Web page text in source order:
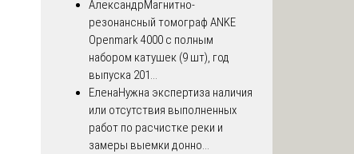
АлександрМагнитно-
резонансный томограф ANKE
Openmark 4000 с полным
набором катушек (9 шт), год
выпуска 201...
ЕленаНужна экспертиза наличия
или отсутствия выполненных
работ по расчистке реки и
замеры выемки донно...